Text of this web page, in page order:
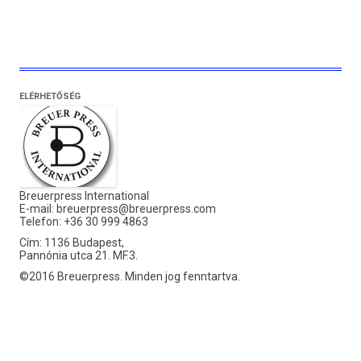
ELÉRHETŐSÉG
Breuerpress International
E-mail: breuerpress@breuerpress.com
Telefon: +36 30 999 4863
Cím: 1136 Budapest,
Pannónia utca 21. MF.3.
©2016 Breuerpress. Minden jog fenntartva.